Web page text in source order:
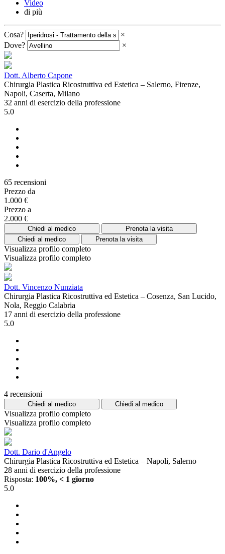
Video
di più
Cosa?
×
Dove?
×
Dott. Alberto Capone
Chirurgia Plastica Ricostruttiva ed Estetica – Salerno, Firenze,
Napoli, Caserta, Milano
32 anni di esercizio della professione
5.0
65 recensioni
Prezzo da
1.000 €
Prezzo a
2.000 €
Chiedi al medico
Prenota la visita
Chiedi al medico
Prenota la visita
Visualizza profilo completo
Visualizza profilo completo
Dott. Vincenzo Nunziata
Chirurgia Plastica Ricostruttiva ed Estetica – Cosenza, San Lucido,
Nola, Reggio Calabria
17 anni di esercizio della professione
5.0
4 recensioni
Chiedi al medico Chiedi al medico
Visualizza profilo completo
Visualizza profilo completo
Dott. Dario d'Angelo
Chirurgia Plastica Ricostruttiva ed Estetica – Napoli, Salerno
28 anni di esercizio della professione
Risposta: 100%, < 1 giorno
5.0